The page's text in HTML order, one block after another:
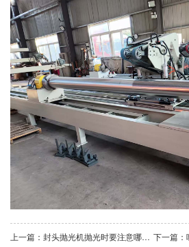
上一篇：封头抛光机抛光时要注意哪些细节